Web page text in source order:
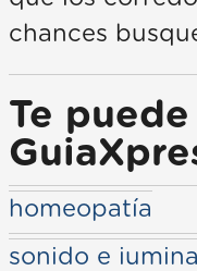
chances
Te
homeopatía
sonido e